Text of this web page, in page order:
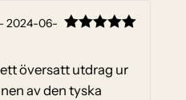
5
2024-06-
översatt utdrag ur
av den tyska